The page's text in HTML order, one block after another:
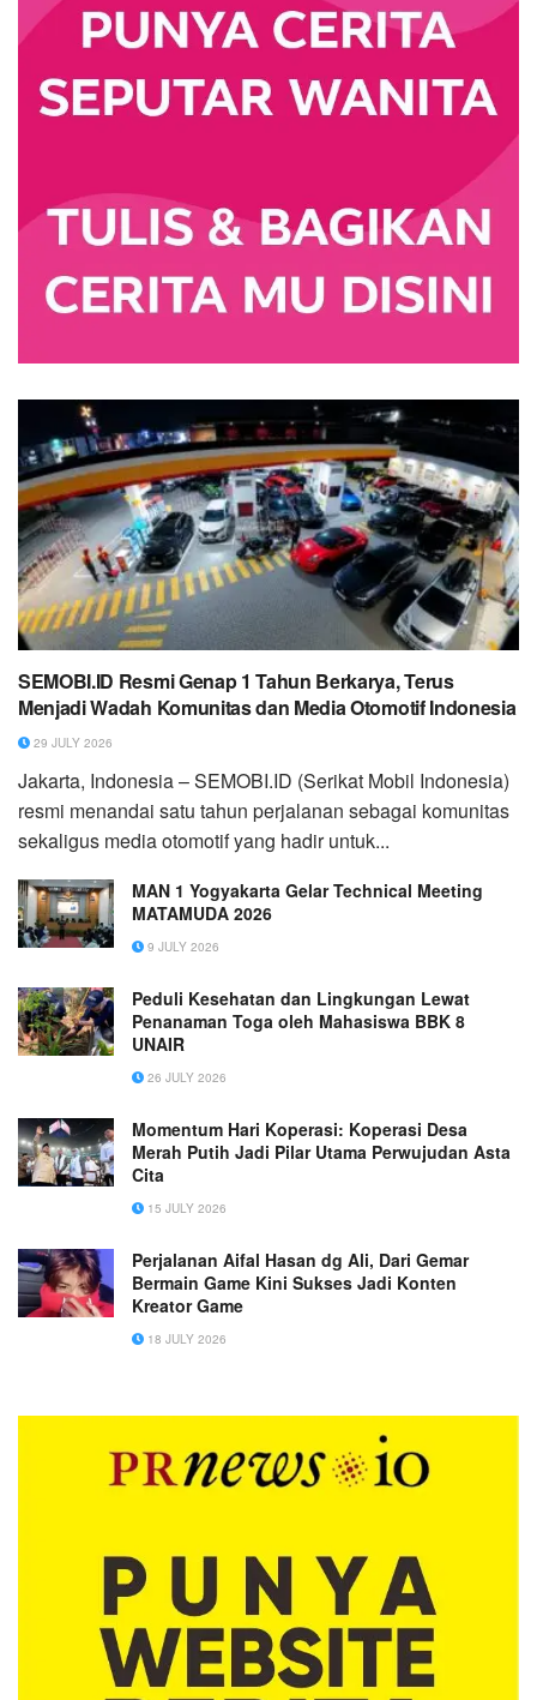
SEMOBI.ID Resmi Genap 1 Tahun Berkarya, Terus
Menjadi Wadah Komunitas dan Media Otomotif Indonesia
29 JULY 2026
Jakarta, Indonesia – SEMOBI.ID (Serikat Mobil Indonesia)
resmi menandai satu tahun perjalanan sebagai komunitas
sekaligus media otomotif yang hadir untuk...
MAN 1 Yogyakarta Gelar Technical Meeting
MATAMUDA 2026
9 JULY 2026
Peduli Kesehatan dan Lingkungan Lewat
Penanaman Toga oleh Mahasiswa BBK 8
UNAIR
26 JULY 2026
Momentum Hari Koperasi: Koperasi Desa
Merah Putih Jadi Pilar Utama Perwujudan Asta
Cita
15 JULY 2026
Perjalanan Aifal Hasan dg Ali, Dari Gemar
Bermain Game Kini Sukses Jadi Konten
Kreator Game
18 JULY 2026